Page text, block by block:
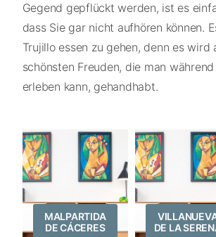
Gegend gepflückt werden, ist es
dass Sie gar nicht aufhören können.
Trujillo essen zu gehen, denn es wird
schönsten Freuden, die man
erleben kann, gehandhabt.
MALPARTIDA
DE CÁCERES
DE LA